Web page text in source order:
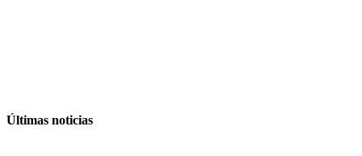
Últimas noticias